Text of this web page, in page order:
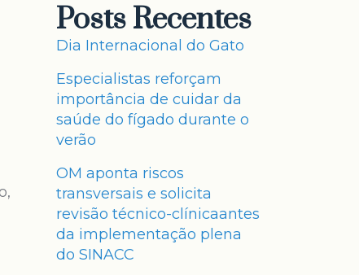
Posts Recentes
Dia Internacional do Gato
Especialistas reforçam
importância de cuidar da
saúde do fígado durante o
verão
OM aponta riscos
transversais e solicita
revisão técnico-clínicaantes
da implementação plena
do SINACC